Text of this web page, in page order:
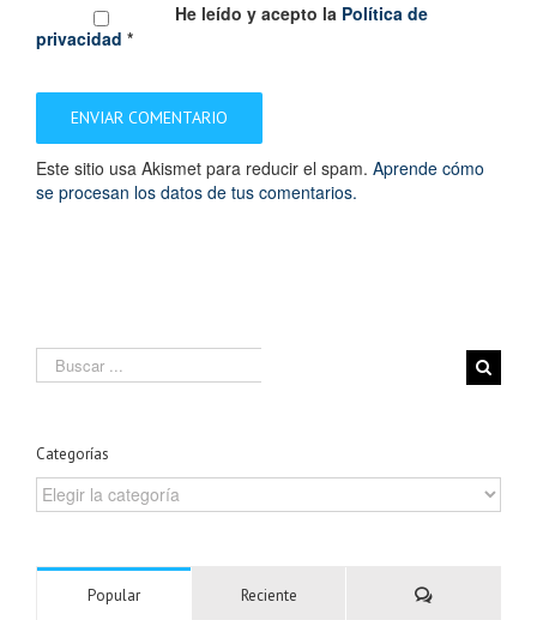
He leído y acepto la Política de
privacidad *
Este sitio usa Akismet para reducir el spam. Aprende cómo
se procesan los datos de tus comentarios.
Search
for:
Categorías
Categorías
Popular Reciente Comentarios